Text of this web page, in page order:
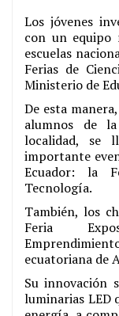
Los jóvenes
con un equipo
escuelas
Ferias de
Ministerio de
De esta
alumnos de
localidad, se
importante
Ecuador: la
Tecnología.
También, los
Feria
ecuatoriana de
Su innovación
luminarias LED